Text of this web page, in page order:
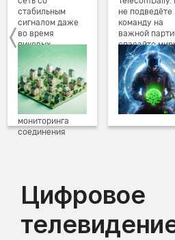
стабильным
сигналом даже
во время
пиковых
нагрузок в
вечернее время.
Мы постоянно
обновляем наше
оборудование в
домах, а система
мониторинга
соединения
не подведёте
команду на
важной
спасайте
побеждайте с
друзьями в
онлайн-играх.
Цифровое